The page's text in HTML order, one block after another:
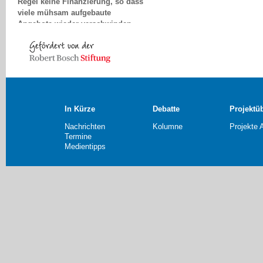
viele mühsam aufgebaute
Angebote wieder verschwinden
Marion Janser, Kiel
In Kürze
Nachrichten
Termine
Medientipps
Debatte
Kolumne
Projekte